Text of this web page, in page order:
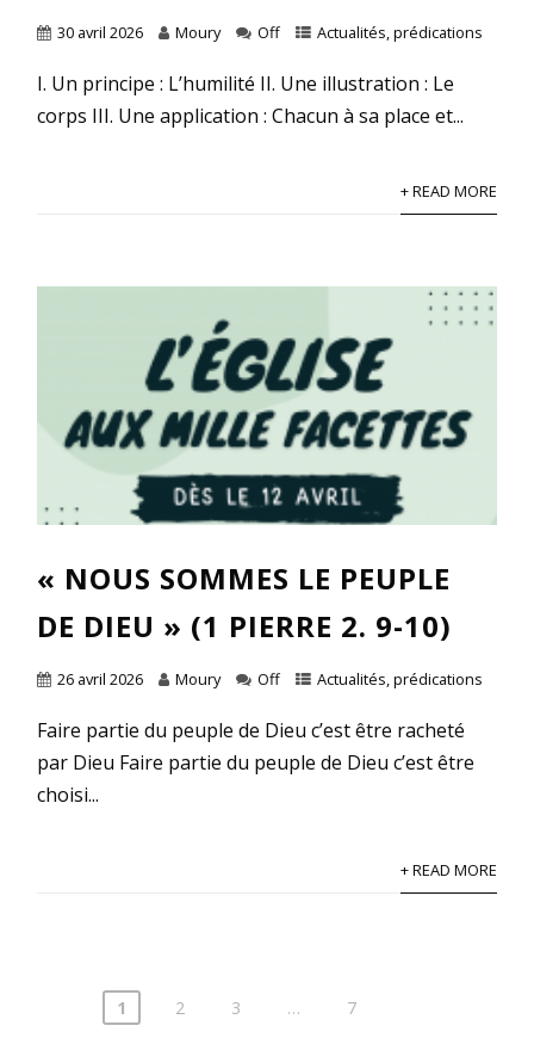
30 avril 2026 Moury Off Actualités ,prédications
I. Un principe : L’humilité II. Une illustration : Le
corps III. Une application : Chacun à sa place et...
+ READ MORE
« NOUS SOMMES LE PEUPLE
DE DIEU » (1 PIERRE 2. 9-10)
26 avril 2026 Moury Off Actualités ,prédications
Faire partie du peuple de Dieu c’est être racheté
par Dieu Faire partie du peuple de Dieu c’est être
choisi...
+ READ MORE
Pagination
1 2 3 … 7